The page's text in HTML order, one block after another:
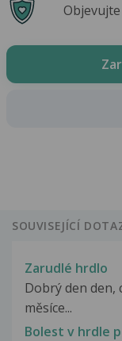
SOUVISEJÍCÍ
Zarudlé hrdlo
Dobrý den den,
měsíce...
Bolest v hrdle